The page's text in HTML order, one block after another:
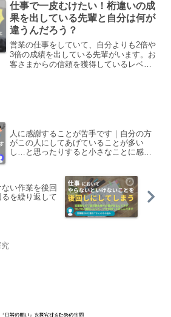
ったりして、最後まで読み切れないとい
うことが結構多くあります。本を読ん
で、仕事や実生活に活かせるようになる
ためにはどのようなことを意識したらい
いでしょうか。
仕事で一皮むけたい！桁違いの成
果を出している先輩と自分は何が
違うんだろう？
営業の仕事をしていて、自分よりも2倍や
3倍の成績を出している先輩がいます。お
客さまからの信頼を獲得しているレベル
輩の違いは何なのか。どうしたら先輩に
近づけるのか、探究してみたいです。
人に感謝することが苦手です｜自分の方
がこの人にしてあげていることが多い
し…と思ったりすると小さなことに感謝
い作業を後回
を繰り返して